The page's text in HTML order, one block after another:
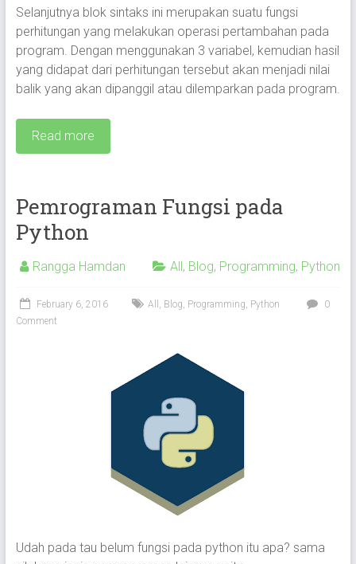
Selanjutnya blok sintaks ini merupakan suatu fungsi
perhitungan yang melakukan operasi pertambahan pada
program. Dengan menggunakan 3 variabel, kemudian hasil
yang didapat dari perhitungan tersebut akan menjadi nilai
balik yang akan dipanggil atau dilemparkan pada program.
Read more
Pemrograman Fungsi pada
Python
Rangga Hamdan All, Blog, Programming, Python
February 6, 2016 All Blog Programming Python
0
Comment
Udah pada tau belum fungsi pada python itu apa? sama